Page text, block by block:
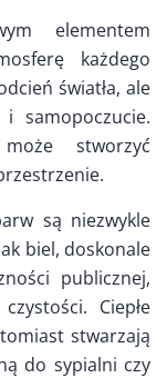
elementem
każdego
światła, ale
samopoczucie.
stworzyć
są niezwykle
biel, doskonale
publicznej,
Ciepłe
stwarzają
do sypialni czy